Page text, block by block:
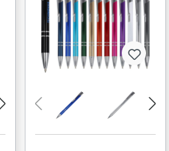
+ 3